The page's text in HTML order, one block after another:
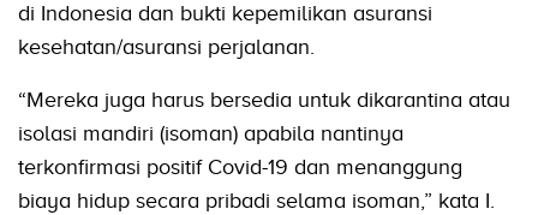
di Indonesia dan bukti kepemilikan asuransi
kesehatan/asuransi perjalanan.
“Mereka juga harus bersedia untuk dikarantina atau
isolasi mandiri (isoman) apabila nantinya
terkonfirmasi positif Covid-19 dan menanggung
biaya hidup secara pribadi selama isoman,” kata I.